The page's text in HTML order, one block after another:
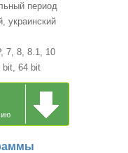
период
украинский
7, 8, 8.1, 10
bit, 64 bit